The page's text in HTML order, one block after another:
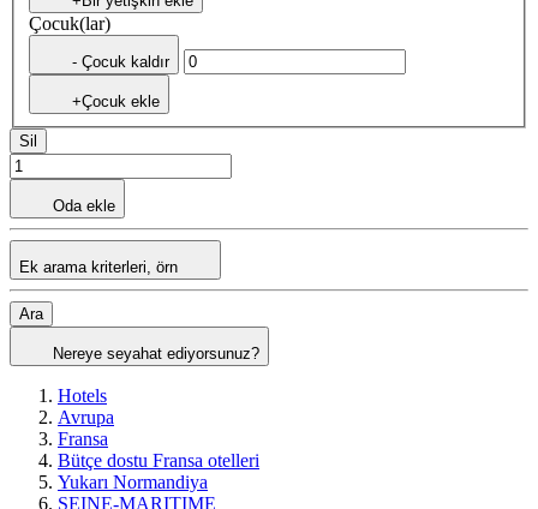
Çocuk(lar)
- Çocuk kaldır
+Çocuk ekle
Sil
Oda ekle
Ek arama kriterleri, örn
Ara
Nereye seyahat ediyorsunuz?
Hotels
Avrupa
Fransa
Bütçe dostu Fransa otelleri
Yukarı Normandiya
SEINE-MARITIME